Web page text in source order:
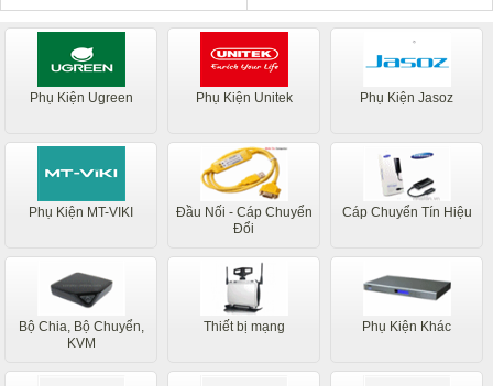
Phụ Kiện Ugreen Phụ Kiện Unitek Phụ Kiện Jasoz
Phụ Kiện MT-VIKI
Đầu Nối - Cáp Chuyển
Đổi
Cáp Chuyển Tín Hiệu
Bộ Chia, Bộ Chuyển,
KVM
Thiết bị mạng Phụ Kiện Khác